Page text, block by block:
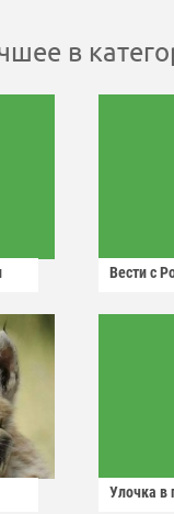
в
Вести с
Улочка в